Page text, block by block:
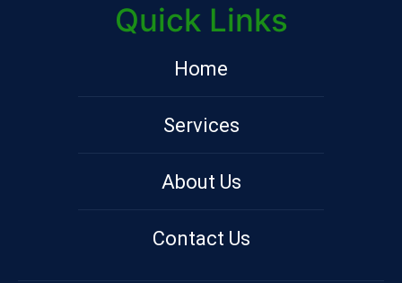
Quick Links
Home
Services
About Us
Contact Us